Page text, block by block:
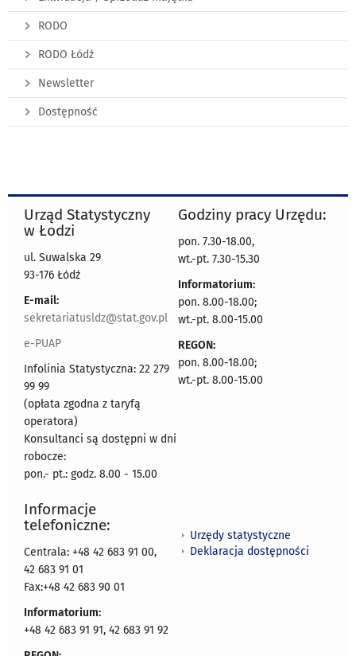
RODO
RODO Łódź
Newsletter
Dostępność
Urząd Statystyczny
w Łodzi
ul. Suwalska 29
93-176 Łódź
E-mail:
sekretariatusldz@stat.gov.pl
e-PUAP
Infolinia Statystyczna: 22 279
99 99
(opłata zgodna z taryfą
operatora)
Konsultanci są dostępni w dni
robocze:
pon.- pt.: godz. 8.00 - 15.00
Godziny pracy Urzędu:
pon. 7.30-18.00,
wt.-pt. 7.30-15.30
Informatorium:
pon. 8.00-18.00;
wt.-pt. 8.00-15.00
REGON:
pon. 8.00-18.00;
wt.-pt. 8.00-15.00
Informacje
telefoniczne:
Centrala: +48 42 683 91 00,
42 683 91 01
Fax:+48 42 683 90 01
Informatorium:
+48 42 683 91 91, 42 683 91 92
Urzędy statystyczne
Deklaracja dostępności